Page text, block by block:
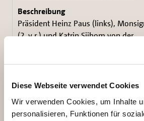
Diese Webseite verwendet Cookies
Wir verwenden Cookies, um Inhalte
personalisieren, Funktionen für
Präsident Heinz Paus (links),
(2. v.r.) und Katrin Sijbom von der
Mitarbeitervertretung begrüßen
neuen Geschäftsführer des
2,51 MB